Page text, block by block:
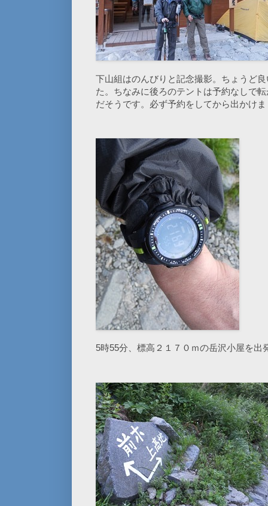
下山組はのんびりと記念撮影。ちょうど
た。ちなみに後ろのテントは予約なしで
だそうです。必ず予約をしてから出かけ
5時55分、標高２１７０ｍの岳沢小屋を出